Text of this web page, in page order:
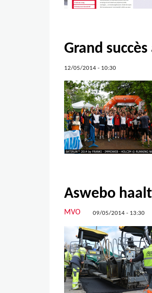
Grand
12/05/2014 - 10:30
Aswebo
MVO 09/05/2014 - 13:30